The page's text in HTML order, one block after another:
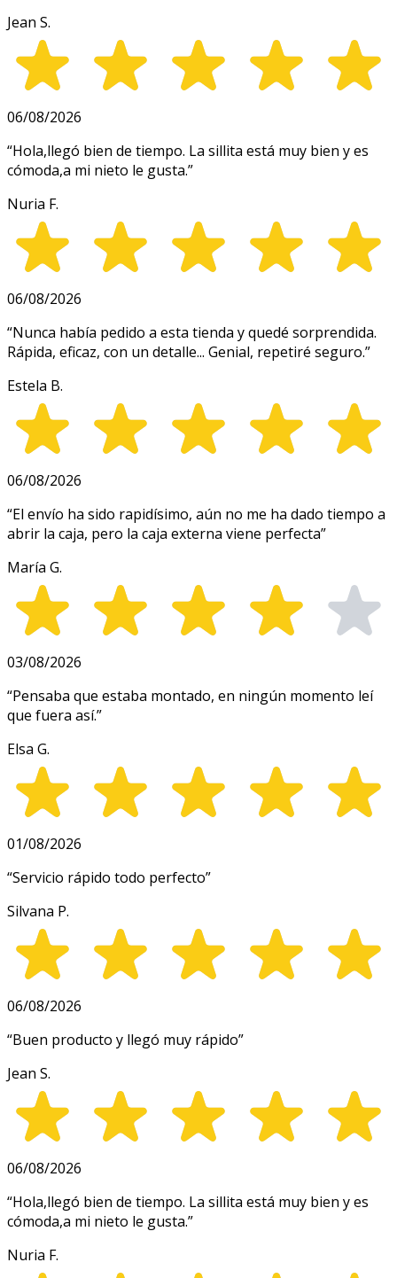
Jean S.
06/08/2026
“Hola,llegó bien de tiempo. La sillita está muy bien y es
cómoda,a mi nieto le gusta.”
Nuria F.
06/08/2026
“Nunca había pedido a esta tienda y quedé sorprendida.
Rápida, eficaz, con un detalle... Genial, repetiré seguro.”
Estela B.
06/08/2026
“El envío ha sido rapidísimo, aún no me ha dado tiempo a
abrir la caja, pero la caja externa viene perfecta”
María G.
03/08/2026
“Pensaba que estaba montado, en ningún momento leí
que fuera así.”
Elsa G.
01/08/2026
“Servicio rápido todo perfecto”
Silvana P.
06/08/2026
“Buen producto y llegó muy rápido”
Jean S.
06/08/2026
“Hola,llegó bien de tiempo. La sillita está muy bien y es
cómoda,a mi nieto le gusta.”
Nuria F.